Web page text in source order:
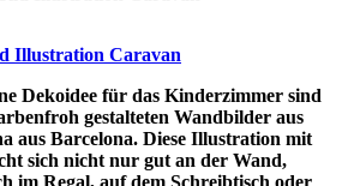
Illustration Caravan
Dekoidee für das Kinderzimmer sind
gestalteten Wandbilder aus
aus Barcelona. Diese Illustration mit
sich nicht nur gut an der Wand,
im Regal, auf dem Schreibtisch oder